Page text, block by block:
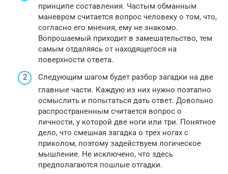
принципе составления. Частым обманным
маневром считается вопрос человеку о том, что,
согласно его мнения, ему не знакомо.
Вопрошаемый приходит в замешательство, тем
самым отдаляясь от находящегося на
поверхности ответа.
Следующим шагом будет разбор загадки на две
главные части. Каждую из них нужно поэтапно
осмыслить и попытаться дать ответ. Довольно
распространенным считается вопрос о
личности, у которой две ноги или три. Понятное
дело, что смешная загадка о трех ногах с
приколом, поэтому задействуем логическое
мышление. Не исключено, что здесь
предполагаются пошлые отгадки.